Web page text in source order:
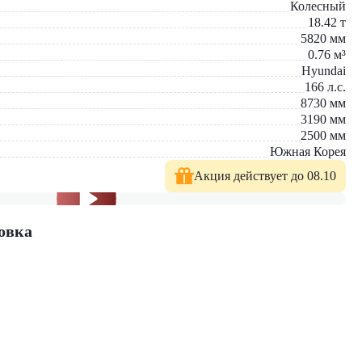
работ в коммунальном хозяйстве, строительства дорог и
выбор — это стратегическое решение для компаний,
при работе в условиях современного мегаполиса, где
инфраструктуру.
модели техники с полным сервисным сопровождением. На
Колесный
18.42 т
5820 мм
0.76 м³
Hyundai
166 л.с.
8730 мм
3190 мм
2500 мм
Южная Корея
Акция действует до 08.10